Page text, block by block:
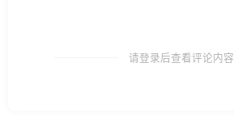
请登录后查看评论内容